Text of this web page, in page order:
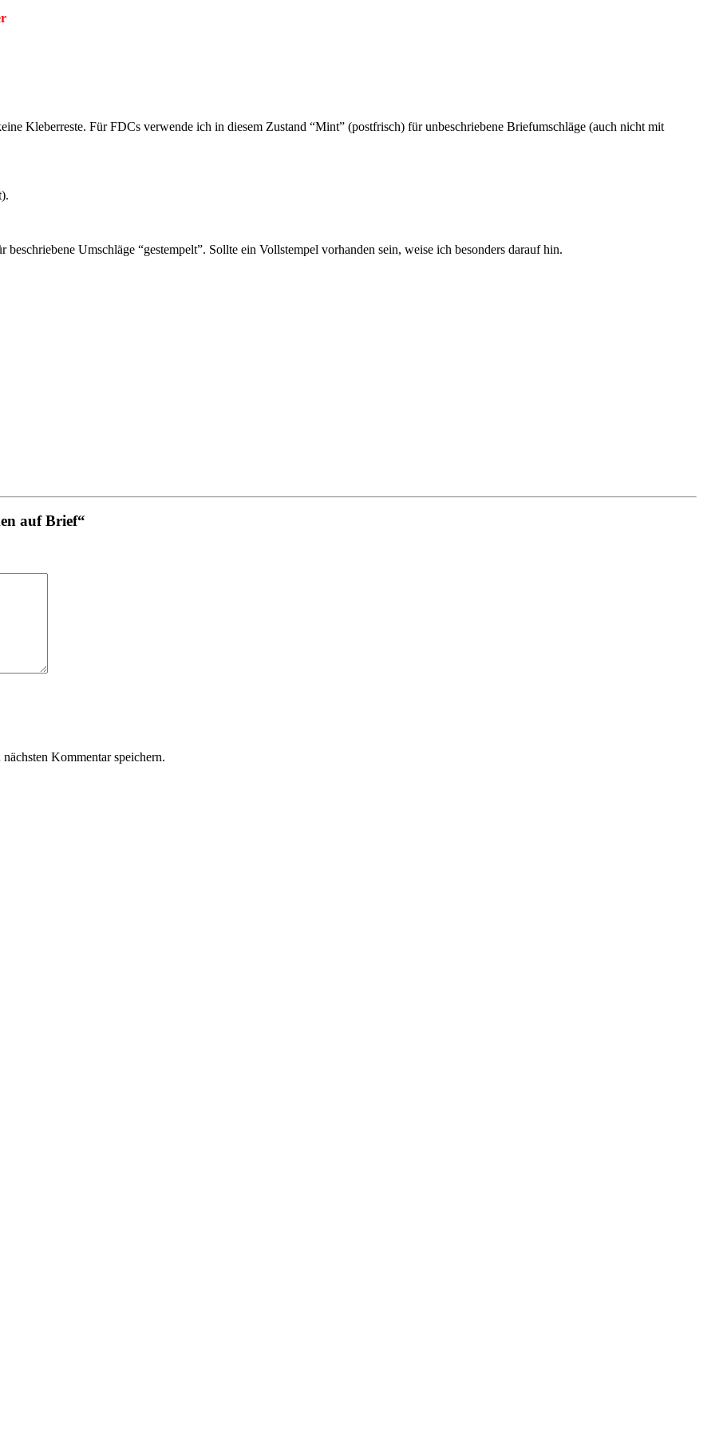
Kleberreste. Für FDCs verwende ich in diesem Zustand “Mint” (postfrisch) für unbeschriebene Briefumschläge (auch nicht mit
Umschläge “gestempelt”. Sollte ein Vollstempel vorhanden sein, weise ich besonders darauf hin.
auf Brief“
Kommentar speichern.